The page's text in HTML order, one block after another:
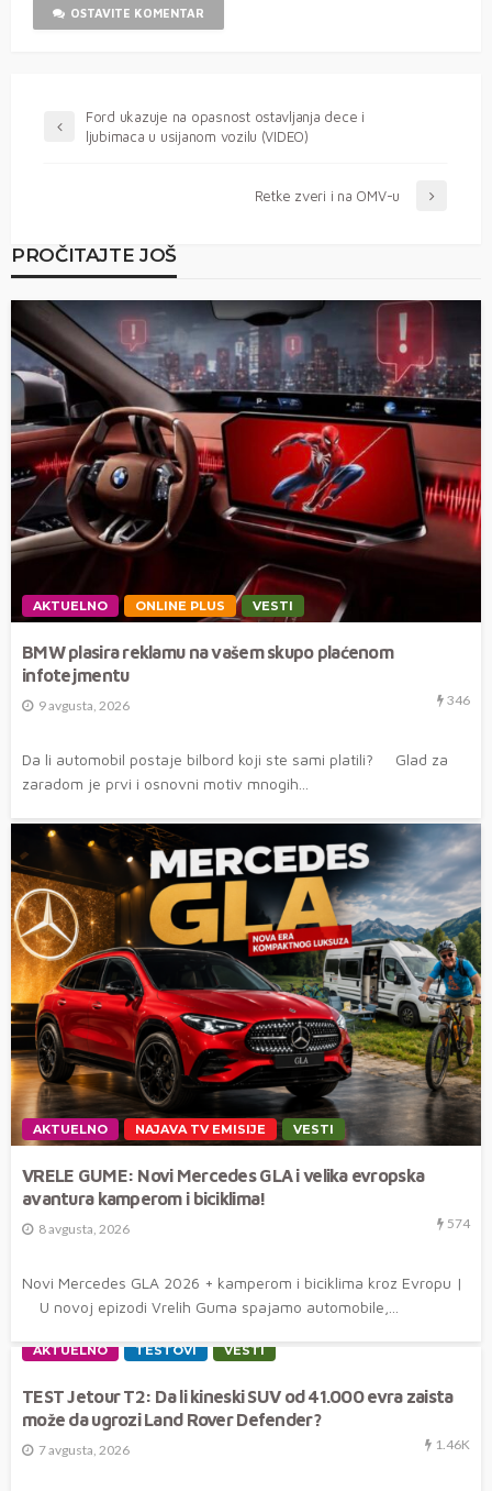
OSTAVITE KOMENTAR
Ford ukazuje na opasnost ostavljanja dece i
ljubimaca u usijanom vozilu (VIDEO)
Retke zveri i na OMV-u
PROČITAJTE JOŠ
AKTUELNO ONLINE PLUS VESTI
BMW plasira reklamu na vašem skupo plaćenom
infotejmentu
9 avgusta, 2026 346
Da li automobil postaje bilbord koji ste sami platili? Glad za
zaradom je prvi i osnovni motiv mnogih...
AKTUELNO NAJAVA TV EMISIJE VESTI
VRELE GUME: Novi Mercedes GLA i velika evropska
avantura kamperom i biciklima!
8 avgusta, 2026 574
Novi Mercedes GLA 2026 + kamperom i biciklima kroz Evropu |
U novoj epizodi Vrelih Guma spajamo automobile,...
AKTUELNO TESTOVI VESTI
TEST Jetour T2: Da li kineski SUV od 41.000 evra zaista
može da ugrozi Land Rover Defender?
7 avgusta, 2026 1.46K